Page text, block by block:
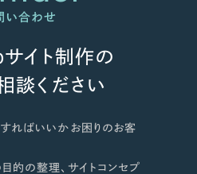
い合わせ
イト制作の
談ください
ればいいかお困りのお客
的の整理、サイトコンセプ